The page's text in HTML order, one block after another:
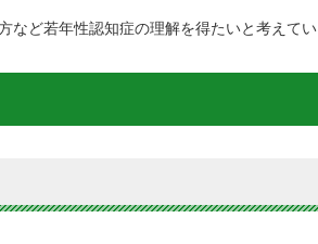
など若年性認知症の理解を得たいと考えて